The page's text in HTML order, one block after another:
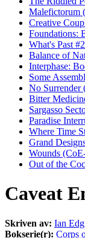
Malefictorum
Creative
Foundations:
What's Past
Balance of
Interphase:
Some
No Surrender
Bitter
Sargasso
Paradise
Where Time
Grand
Wounds
Out of the
Caveat
Skriven av: Ian
Bokserie(r): Corps